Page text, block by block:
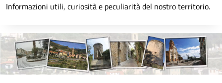
Informazioni utili, curiosità e peculiarità del nostro territorio.